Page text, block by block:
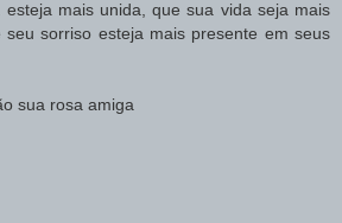
mais unida, que sua vida seja mais
seu sorriso esteja mais presente em seus
sua rosa amiga